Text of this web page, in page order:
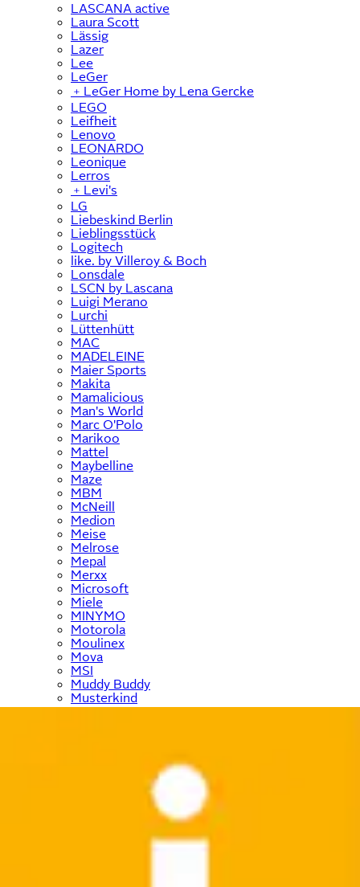
LASCANA active
Laura Scott
Lässig
Lazer
Lee
LeGer
﹢ LeGer Home by Lena Gercke
LEGO
Leifheit
Lenovo
LEONARDO
Leonique
Lerros
﹢ Levi's
LG
Liebeskind Berlin
Lieblingsstück
Logitech
like. by Villeroy & Boch
Lonsdale
LSCN by Lascana
Luigi Merano
Lurchi
Lüttenhütt
MAC
MADELEINE
Maier Sports
Makita
Mamalicious
Man's World
Marc O'Polo
Marikoo
Mattel
Maybelline
Maze
MBM
McNeill
Medion
Meise
Melrose
Mepal
Merxx
Microsoft
Miele
MINYMO
Motorola
Moulinex
Mova
MSI
Muddy Buddy
Musterkind
Mustang